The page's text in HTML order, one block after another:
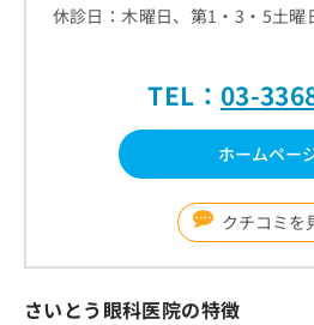
休診日：木曜日、第1・3・5土曜
TEL： 03-
ホームペー
クチコミを
さいとう眼科医院の特徴